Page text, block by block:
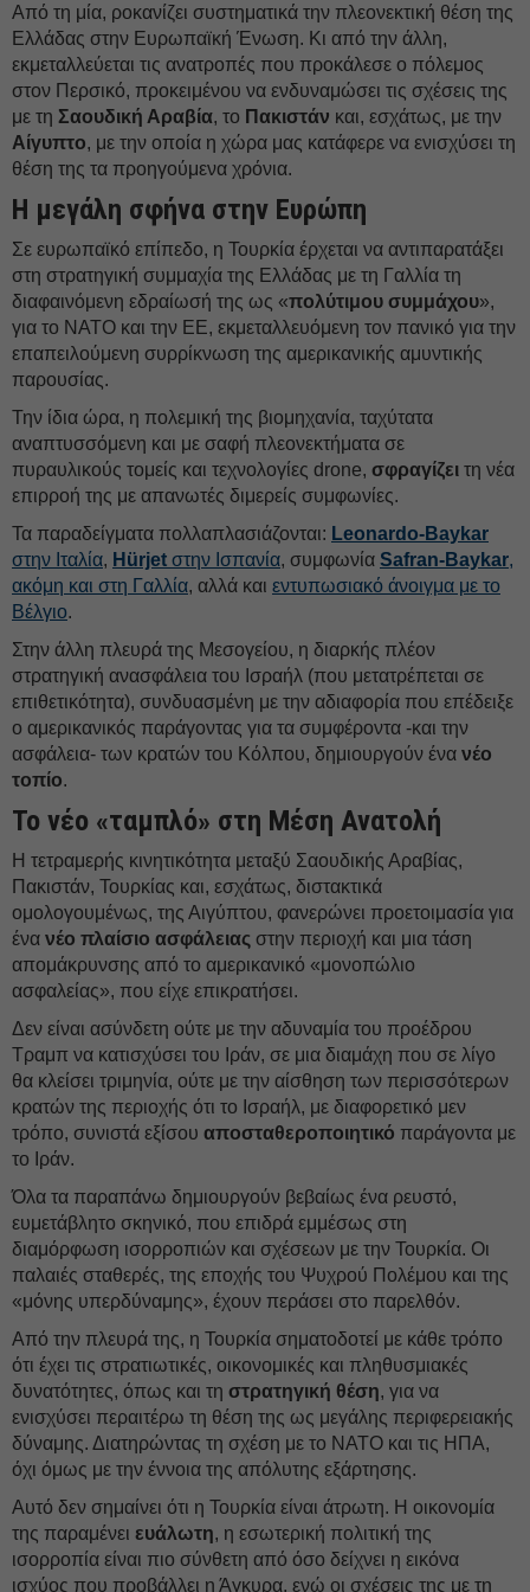
Από τη μία, ροκανίζει συστηματικά την πλεονεκτική θέση της
Ελλάδας στην Ευρωπαϊκή Ένωση. Κι από την άλλη,
εκμεταλλεύεται τις ανατροπές που προκάλεσε ο πόλεμος
στον Περσικό, προκειμένου να ενδυναμώσει τις σχέσεις της
με τη Σαουδική Αραβία, το Πακιστάν και, εσχάτως, με την
Αίγυπτο, με την οποία η χώρα μας κατάφερε να ενισχύσει τη
θέση της τα προηγούμενα χρόνια.
Η μεγάλη σφήνα στην Ευρώπη
Σε ευρωπαϊκό επίπεδο, η Τουρκία έρχεται να αντιπαρατάξει
στη στρατηγική συμμαχία της Ελλάδας με τη Γαλλία τη
διαφαινόμενη εδραίωσή της ως «πολύτιμου συμμάχου»,
για το ΝΑΤΟ και την ΕΕ, εκμεταλλευόμενη τον πανικό για την
επαπειλούμενη συρρίκνωση της αμερικανικής αμυντικής
παρουσίας.
Την ίδια ώρα, η πολεμική της βιομηχανία, ταχύτατα
αναπτυσσόμενη και με σαφή πλεονεκτήματα σε
πυραυλικούς τομείς και τεχνολογίες drone, σφραγίζει τη νέα
επιρροή της με απανωτές διμερείς συμφωνίες.
Τα παραδείγματα πολλαπλασιάζονται: Leonardo-Baykar
στην Ιταλία, Hürjet στην Ισπανία, συμφωνία Safran-Baykar,
ακόμη και στη Γαλλία, αλλά και εντυπωσιακό άνοιγμα με το
Βέλγιο.
Στην άλλη πλευρά της Μεσογείου, η διαρκής πλέον
στρατηγική ανασφάλεια του Ισραήλ (που μετατρέπεται σε
επιθετικότητα), συνδυασμένη με την αδιαφορία που επέδειξε
ο αμερικανικός παράγοντας για τα συμφέροντα -και την
ασφάλεια- των κρατών του Κόλπου, δημιουργούν ένα νέο
τοπίο.
Το νέο «ταμπλό» στη Μέση Ανατολή
Η τετραμερής κινητικότητα μεταξύ Σαουδικής Αραβίας,
Πακιστάν, Τουρκίας και, εσχάτως, διστακτικά
ομολογουμένως, της Αιγύπτου, φανερώνει προετοιμασία για
ένα νέο πλαίσιο ασφάλειας στην περιοχή και μια τάση
απομάκρυνσης από το αμερικανικό «μονοπώλιο
ασφαλείας», που είχε επικρατήσει.
Δεν είναι ασύνδετη ούτε με την αδυναμία του προέδρου
Τραμπ να κατισχύσει του Ιράν, σε μια διαμάχη που σε λίγο
θα κλείσει τριμηνία, ούτε με την αίσθηση των περισσότερων
κρατών της περιοχής ότι το Ισραήλ, με διαφορετικό μεν
τρόπο, συνιστά εξίσου αποσταθεροποιητικό παράγοντα με
το Ιράν.
Όλα τα παραπάνω δημιουργούν βεβαίως ένα ρευστό,
ευμετάβλητο σκηνικό, που επιδρά εμμέσως στη
διαμόρφωση ισορροπιών και σχέσεων με την Τουρκία. Οι
παλαιές σταθερές, της εποχής του Ψυχρού Πολέμου και της
«μόνης υπερδύναμης», έχουν περάσει στο παρελθόν.
Από την πλευρά της, η Τουρκία σηματοδοτεί με κάθε τρόπο
ότι έχει τις στρατιωτικές, οικονομικές και πληθυσμιακές
δυνατότητες, όπως και τη στρατηγική θέση, για να
ενισχύσει περαιτέρω τη θέση της ως μεγάλης περιφερειακής
δύναμης. Διατηρώντας τη σχέση με το ΝΑΤΟ και τις ΗΠΑ,
όχι όμως με την έννοια της απόλυτης εξάρτησης.
Αυτό δεν σημαίνει ότι η Τουρκία είναι άτρωτη. Η οικονομία
της παραμένει ευάλωτη, η εσωτερική πολιτική της
ισορροπία είναι πιο σύνθετη από όσο δείχνει η εικόνα
ισχύος που προβάλλει η Άγκυρα, ενώ οι σχέσεις της με τη